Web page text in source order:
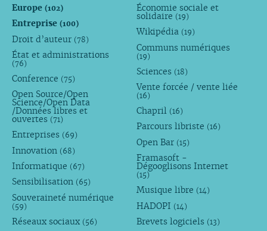
Europe (102)
Entreprise (100)
Droit d’auteur (78)
État et administrations
(76)
Conference (75)
Open Source/Open
Science/Open Data
/Données libres et
ouvertes (71)
Entreprises (69)
Innovation (68)
Informatique (67)
Sensibilisation (65)
Souveraineté numérique
(59)
Réseaux sociaux (56)
Économie sociale et
solidaire (19)
Wikipédia (19)
Communs numériques
(19)
Sciences (18)
Vente forcée / vente liée
(16)
Chapril (16)
Parcours libriste (16)
Open Bar (15)
Framasoft -
Dégooglisons Internet
(15)
Musique libre (14)
HADOPI (14)
Brevets logiciels (13)